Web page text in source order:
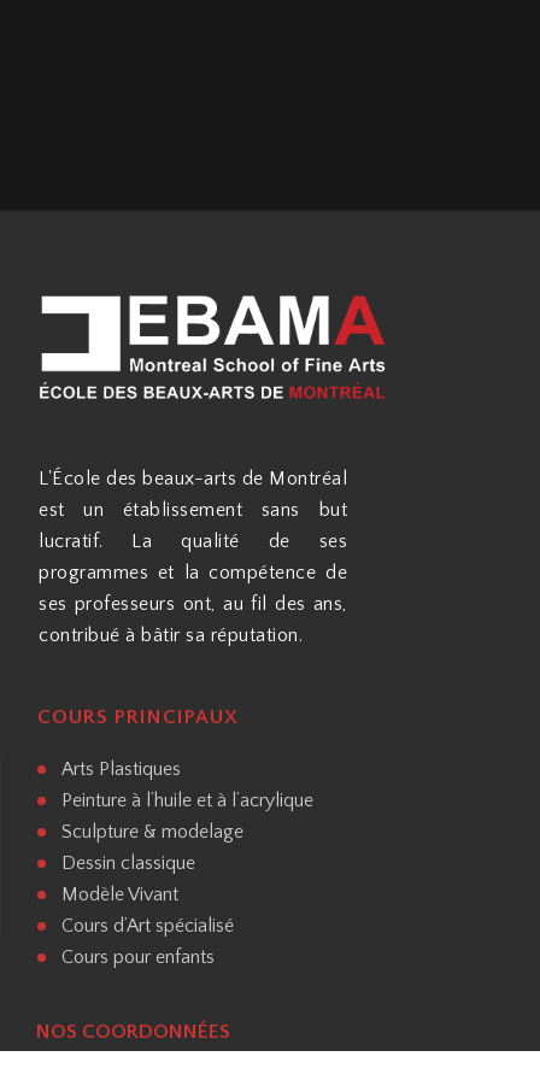
L'École des beaux-arts de Montréal
est un établissement sans but
lucratif. La qualité de ses
programmes et la compétence de
ses professeurs ont, au fil des ans,
contribué à bâtir sa réputation.
COURS PRINCIPAUX
Arts Plastiques
Peinture à l’huile et à l’acrylique
Sculpture & modelage
Dessin classique
Modèle Vivant
Cours d’Art spécialisé
Cours pour enfants
NOS COORDONNÉES